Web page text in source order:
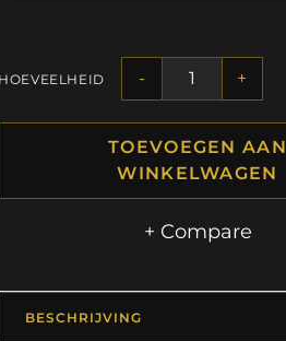
HOEVEELHEID - +
TOEVOEGEN AAN
WINKELWAGEN
+ Compare
BESCHRIJVING